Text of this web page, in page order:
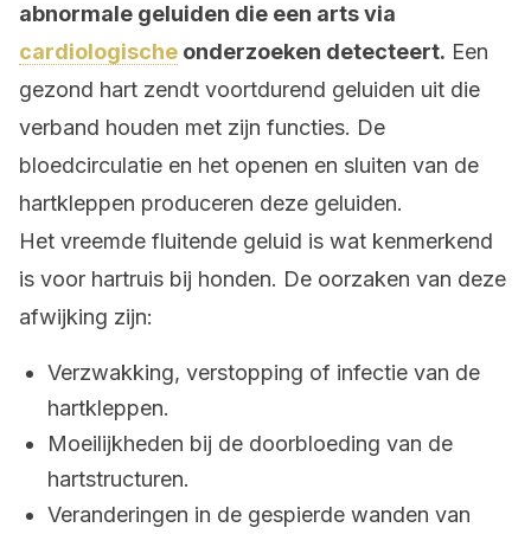
abnormale geluiden die een arts via
cardiologische onderzoeken detecteert. Een
gezond hart zendt voortdurend geluiden uit die
verband houden met zijn functies. De
bloedcirculatie en het openen en sluiten van de
hartkleppen produceren deze geluiden.
Het vreemde fluitende geluid is wat kenmerkend
is voor hartruis bij honden. De oorzaken van deze
afwijking zijn:
Verzwakking, verstopping of infectie van de
hartkleppen.
Moeilijkheden bij de doorbloeding van de
hartstructuren.
Veranderingen in de gespierde wanden van